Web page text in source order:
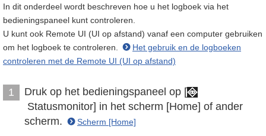
In dit onderdeel wordt beschreven hoe u het logboek via het
bedieningspaneel kunt controleren.
U kunt ook Remote UI (UI op afstand) vanaf een computer gebruiken
om het logboek te controleren.
Het gebruik en de logboeken
controleren met de Remote UI (UI op afstand)
1
Druk op het bedieningspaneel op [
Statusmonitor] in het scherm [Home] of ander
scherm.
Scherm [Home]